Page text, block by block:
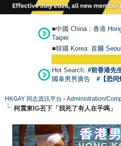
■中國 China： 香港
Taipei
■韓國 Korea: 首爾 Seou
Hot Search: #前香港先
國泰男男廣告
#【恐同
HKGAY 同志資訊平台 › Administration/
柯震東IG丟下「我死了有人在乎嗎」